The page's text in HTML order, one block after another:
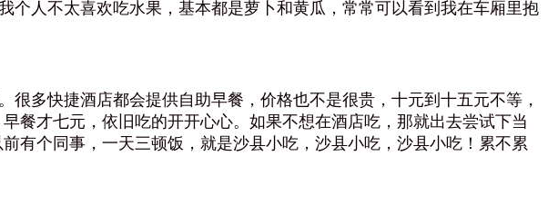
人不太喜欢吃水果，基本都是萝卜和黄瓜，常常可以看到我在车厢里抱
多快捷酒店都会提供自助早餐，价格也不是很贵，十元到十五元不等，
餐才七元，依旧吃的开开心心。如果不想在酒店吃，那就出去尝试下当
有个同事，一天三顿饭，就是沙县小吃，沙县小吃，沙县小吃！累不累